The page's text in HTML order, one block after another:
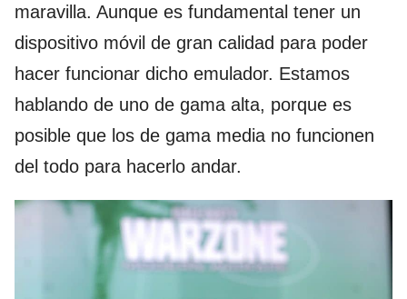
maravilla. Aunque es fundamental tener un
dispositivo móvil de gran calidad para poder
hacer funcionar dicho emulador. Estamos
hablando de uno de gama alta, porque es
posible que los de gama media no funcionen
del todo para hacerlo andar.